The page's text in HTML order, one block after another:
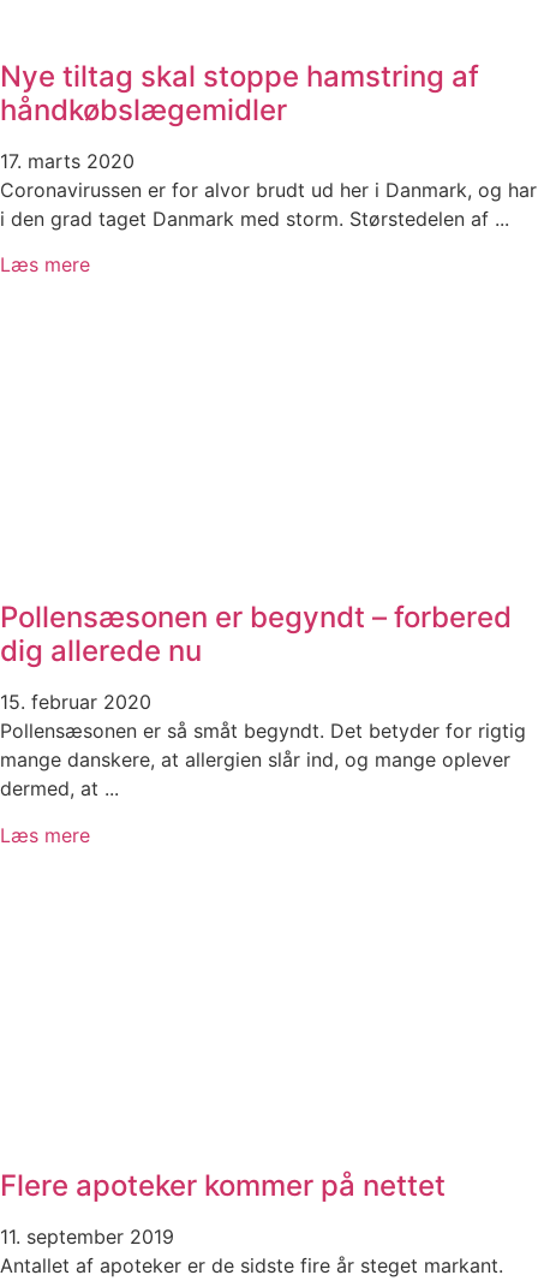
Nye tiltag skal stoppe hamstring af
håndkøbslægemidler
17. marts 2020
Coronavirussen er for alvor brudt ud her i Danmark, og har
i den grad taget Danmark med storm. Størstedelen af ...
Læs mere
Pollensæsonen er begyndt – forbered
dig allerede nu
15. februar 2020
Pollensæsonen er så småt begyndt. Det betyder for rigtig
mange danskere, at allergien slår ind, og mange oplever
dermed, at ...
Læs mere
Flere apoteker kommer på nettet
11. september 2019
Antallet af apoteker er de sidste fire år steget markant.